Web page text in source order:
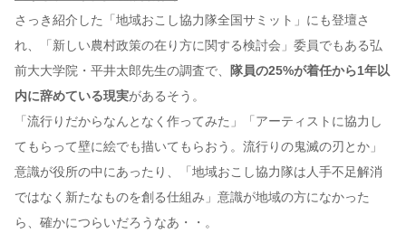
さっき紹介した「地域おこし協力隊全国サミット」にも登壇さ
れ、「新しい農村政策の在り方に関する検討会」委員でもある弘
前大大学院・平井太郎先生の調査で、 隊員の25%が着任から1年以
内に辞めている現実があるそう。
「流行りだからなんとなく作ってみた」「アーティストに協力し
てもらって壁に絵でも描いてもらおう。流行りの鬼滅の刃とか」
意識が役所の中にあったり、「地域おこし協力隊は人手不足解消
ではなく新たなものを創る仕組み」意識が地域の方になかった
ら、確かにつらいだろうなあ・・。